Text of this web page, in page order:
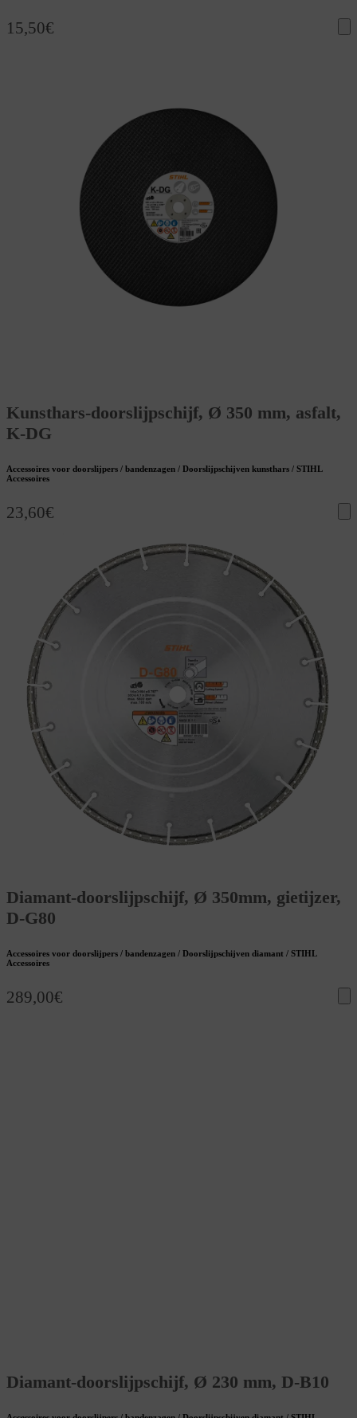
15,50€
Kunsthars-doorslijpschijf, Ø 350 mm, asfalt,
K-DG
Accessoires voor doorslijpers / bandenzagen / Doorslijpschijven kunsthars / STIHL
Accessoires
23,60€
Diamant-doorslijpschijf, Ø 350mm, gietijzer,
D-G80
Accessoires voor doorslijpers / bandenzagen / Doorslijpschijven diamant / STIHL
Accessoires
289,00€
Diamant-doorslijpschijf, Ø 230 mm, D-B10